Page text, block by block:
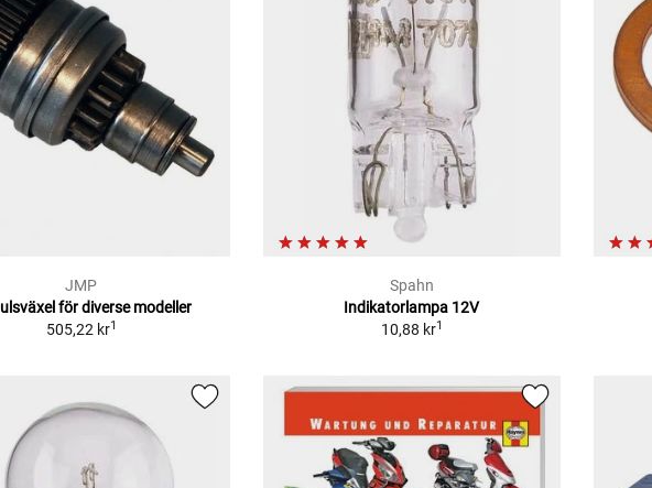
JMP
för diverse modeller
505,22 kr1
Spahn
Indikatorlampa 12V
10,88 kr1